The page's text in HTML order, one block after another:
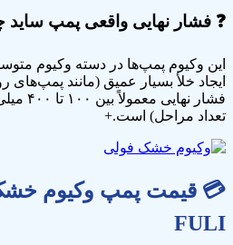
❓ فشار نهایی واقعی پمپ
این وکیوم پمپ‌ها در دسته وکیوم
ایجاد خلأ بسیار عمیق (مانند پمپ‌های
فشار
تعداد مراحل) است.+
💳 قیمت پمپ وکیوم
FULI